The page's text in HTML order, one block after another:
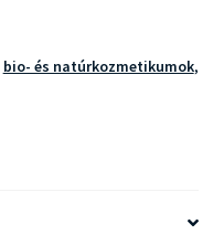
bio- és natúrkozmetikumok,